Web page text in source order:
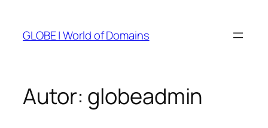
springen
GLOBE | World of Domains
Autor: globeadmin